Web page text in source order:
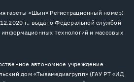
газеты «Шын» Регистрационный номер:
г., выдано Федеральной службой
информационных технологий и массовых
автономное учреждение
дом «Тывамедиагрупп» (ГАУ РТ «ИД